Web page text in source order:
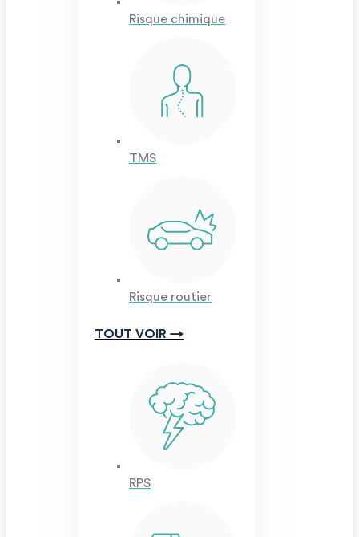
Risque chimique
TMS
Risque routier
TOUT VOIR →
RPS